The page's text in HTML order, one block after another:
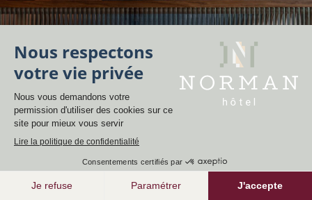
RÉSERVER